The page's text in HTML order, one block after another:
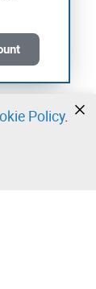
Policy.